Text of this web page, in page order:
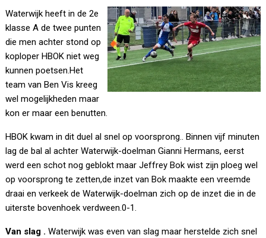
Waterwijk heeft in de 2e
klasse A de twee punten
die men achter stond op
koploper HBOK niet weg
kunnen poetsen.Het
team van Ben Vis kreeg
wel mogelijkheden maar
kon er maar een benutten.
HBOK kwam in dit duel al snel op voorsprong.. Binnen vijf minuten
lag de bal al achter Waterwijk-doelman Gianni Hermans, eerst
werd een schot nog geblokt maar Jeffrey Bok wist zijn ploeg wel
op voorsprong te zetten,de inzet van Bok maakte een vreemde
draai en verkeek de Waterwijk-doelman zich op de inzet die in de
uiterste bovenhoek verdween.0-1.
Van slag . Waterwijk was even van slag maar herstelde zich snel